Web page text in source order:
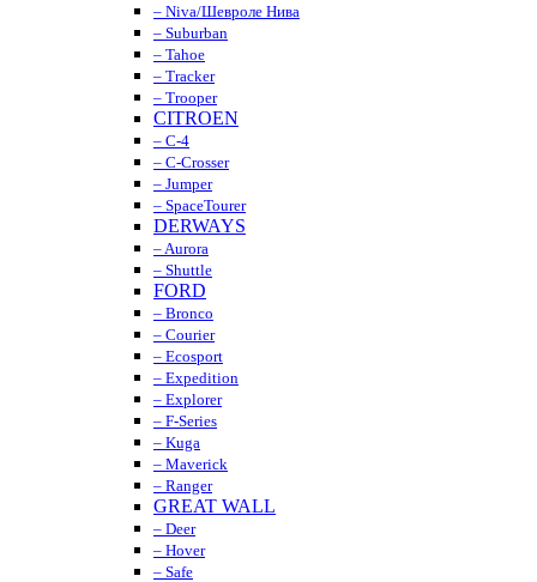
– Niva/Шевроле Нива
– Suburban
– Tahoe
– Tracker
– Trooper
CITROEN
– C-4
– C-Crosser
– Jumper
– SpaceTourer
DERWAYS
– Aurora
– Shuttle
FORD
– Bronco
– Courier
– Ecosport
– Expedition
– Explorer
– F-Series
– Kuga
– Maverick
– Ranger
GREAT WALL
– Deer
– Hover
– Safe